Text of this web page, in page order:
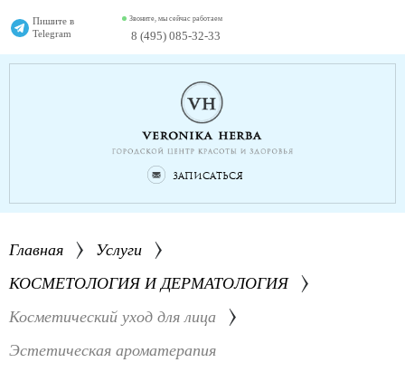
Пишите в
Telegram
Звоните, мы сейчас работаем
8 (495) 085-32-33
Записаться
Главная
Услуги
КОСМЕТОЛОГИЯ И ДЕРМАТОЛОГИЯ
Косметический уход для лица
Эстетическая ароматерапия